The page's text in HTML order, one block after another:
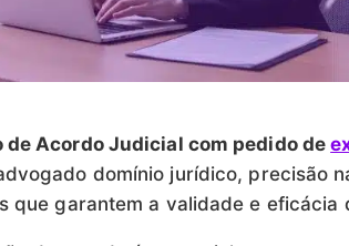
de Acordo Judicial com pedido de
domínio jurídico, precisão
que garantem a validade e eficácia